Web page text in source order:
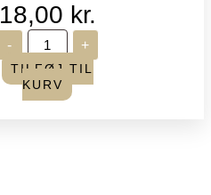
18,00 kr.
-
Gütermann
Ritråd
-
gul
-
+
TILFØJ TIL
KURV